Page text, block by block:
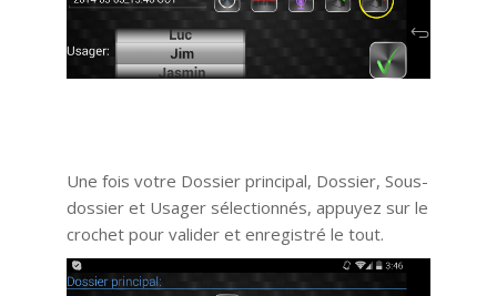
Une fois votre Dossier principal, Dossier, Sous-
dossier et Usager sélectionnés, appuyez sur le
crochet pour valider et enregistré le tout.